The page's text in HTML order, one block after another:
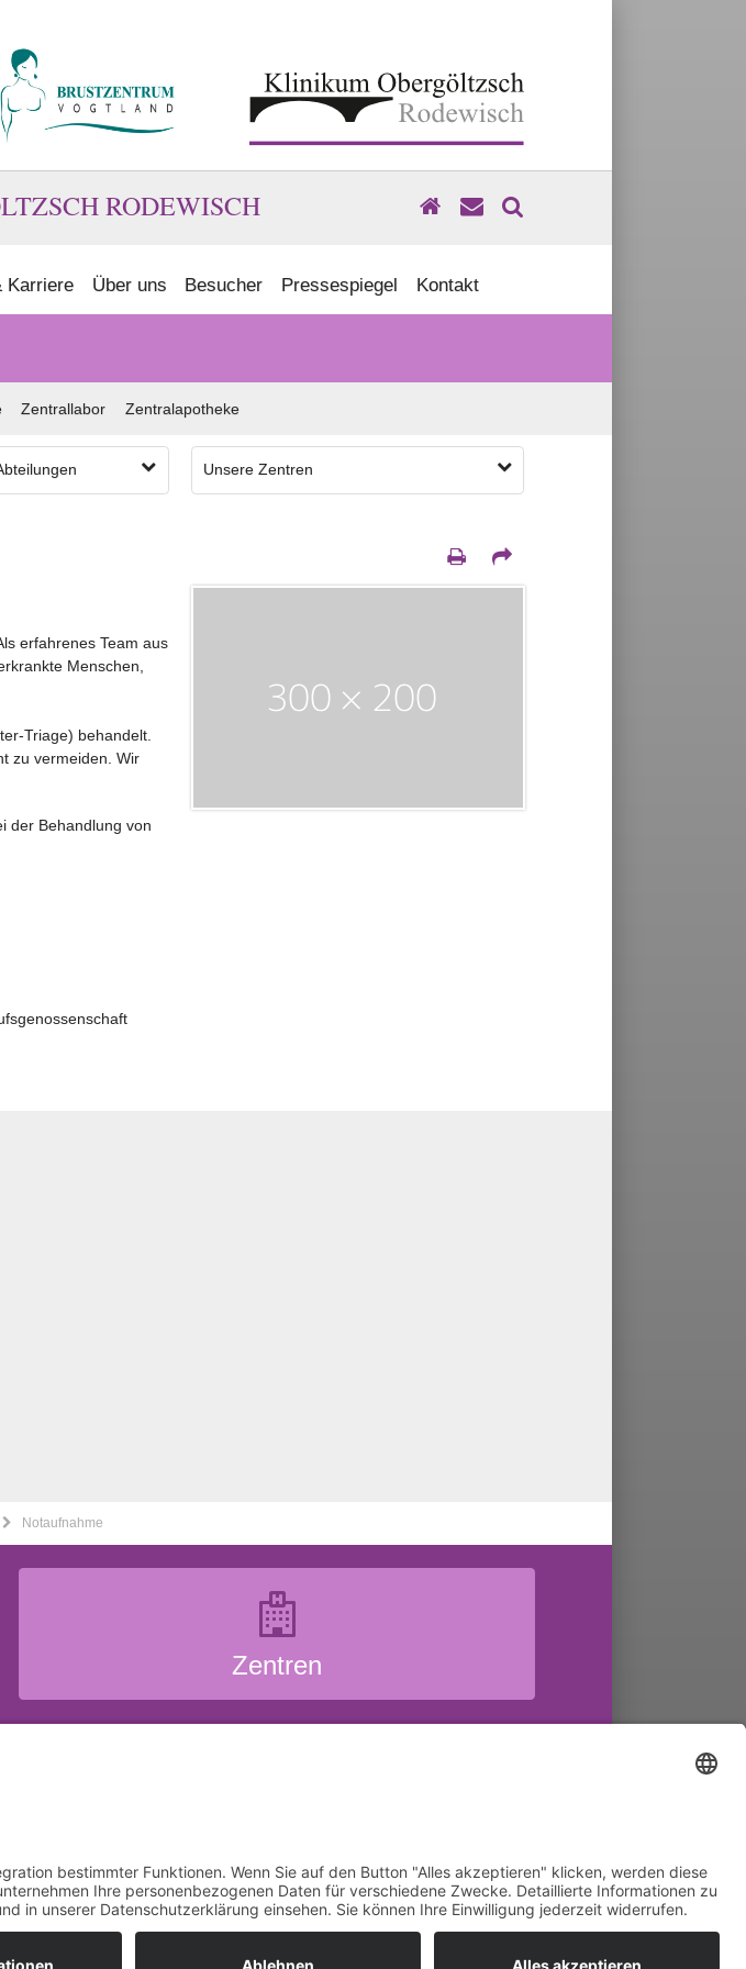
RODEWISCH
Karriere Über uns Besucher Pressespiegel Kontakt
Zentrallabor Zentralapotheke
Unsere Zentren
erfahrenes Team aus
Menschen,
Triage) behandelt.
zu vermeiden. Wir
der Behandlung von
Notaufnahme
Zentren
Übersicht